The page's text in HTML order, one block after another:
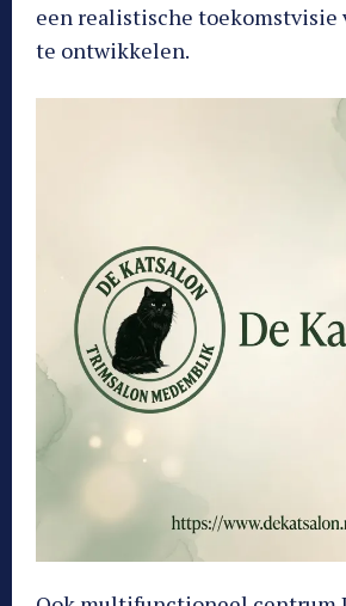
een realistische toekomstvisie
te ontwikkelen.